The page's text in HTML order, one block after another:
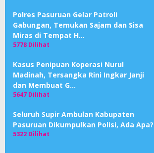
Polres Pasuruan Gelar Patroli
Gabungan, Temukan Sajam dan Sisa
Miras di Tempat H…
5778 Dilihat
Kasus Penipuan Koperasi Nurul
Madinah, Tersangka Rini Ingkar Janji
dan Membuat G…
5647 Dilihat
Seluruh Supir Ambulan Kabupaten
Pasuruan Dikumpulkan Polisi, Ada Apa?
5322 Dilihat